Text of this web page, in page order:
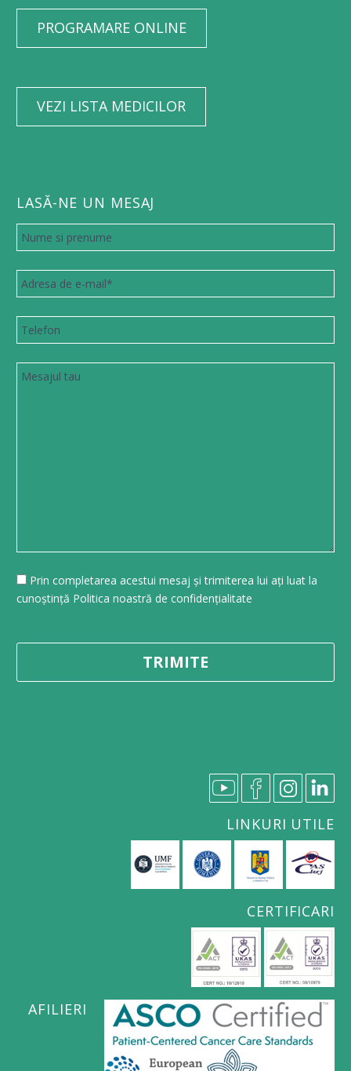
PROGRAMARE ONLINE
VEZI LISTA MEDICILOR
LASĂ-NE UN MESAJ
Prin completarea acestui mesaj și trimiterea lui ați luat la
cunoștință Politica noastră de confidențialitate
LINKURI UTILE
CERTIFICARI
AFILIERI